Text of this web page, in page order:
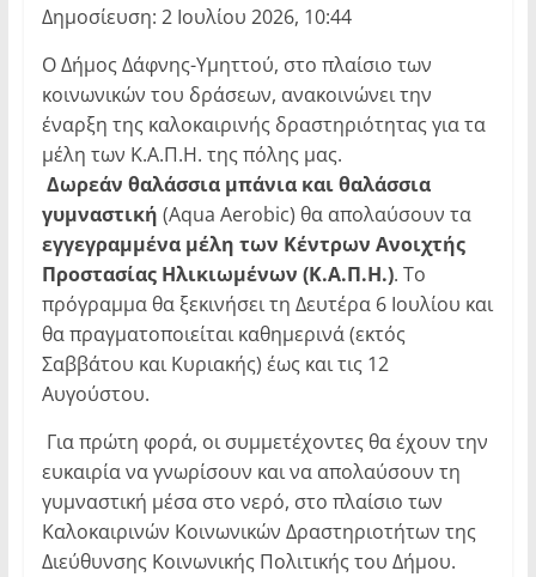
Δημοσίευση: 2 Ιουλίου 2026, 10:44
Ο Δήμος Δάφνης-Υμηττού, στο πλαίσιο των
κοινωνικών του δράσεων, ανακοινώνει την
έναρξη της καλοκαιρινής δραστηριότητας για τα
μέλη των Κ.Α.Π.Η. της πόλης μας.
Δωρεάν θαλάσσια μπάνια και θαλάσσια
γυμναστική (Aqua Aerobic) θα απολαύσουν τα
εγγεγραμμένα μέλη των Κέντρων Ανοιχτής
Προστασίας Ηλικιωμένων (Κ.Α.Π.Η.). Το
πρόγραμμα θα ξεκινήσει τη Δευτέρα 6 Ιουλίου και
θα πραγματοποιείται καθημερινά (εκτός
Σαββάτου και Κυριακής) έως και τις 12
Αυγούστου.
Για πρώτη φορά, οι συμμετέχοντες θα έχουν την
ευκαιρία να γνωρίσουν και να απολαύσουν τη
γυμναστική μέσα στο νερό, στο πλαίσιο των
Καλοκαιρινών Κοινωνικών Δραστηριοτήτων της
Διεύθυνσης Κοινωνικής Πολιτικής του Δήμου.